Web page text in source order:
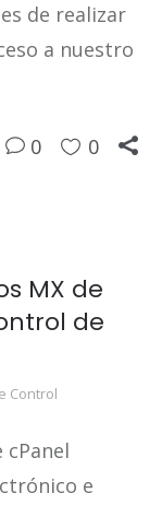
de realizar
a nuestro
0 0
MX de
de
Control
cPanel
e